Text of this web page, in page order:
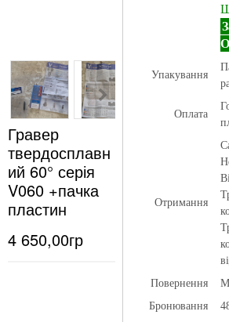
Гравер
твердосплавн
ий 60° серія
V060 +пачка
пластин
4 650,00гр
Упакування
Оплата
Отримання
Повернення
Бронювання